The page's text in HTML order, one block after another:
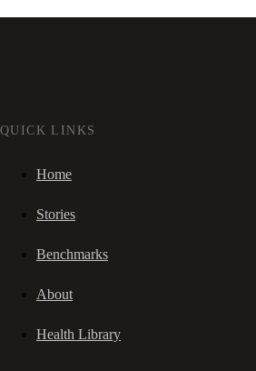
QUICK LINKS
Home
Stories
Benchmarks
About
Health Library